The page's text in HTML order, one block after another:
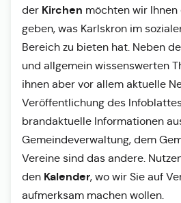
der Kirchen möchten wir
geben, was Karlskron im
Bereich zu bieten hat. Neben
und allgemein wissenswerten
ihnen aber vor allem aktuelle
Veröffentlichung des
brandaktuelle Informationen
Gemeindeverwaltung, dem
Vereine sind das andere.
den Kalender, wo wir Sie auf
aufmerksam machen wollen.